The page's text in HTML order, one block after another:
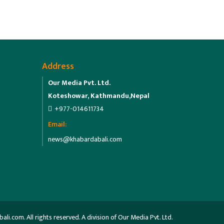
Address
Our Media Pvt. Ltd.
Koteshowar, Kathmandu,Nepal
+977-014611734
Email:
news@khabardabali.com
All rights reserved. A division of Our Media Pvt. Ltd.